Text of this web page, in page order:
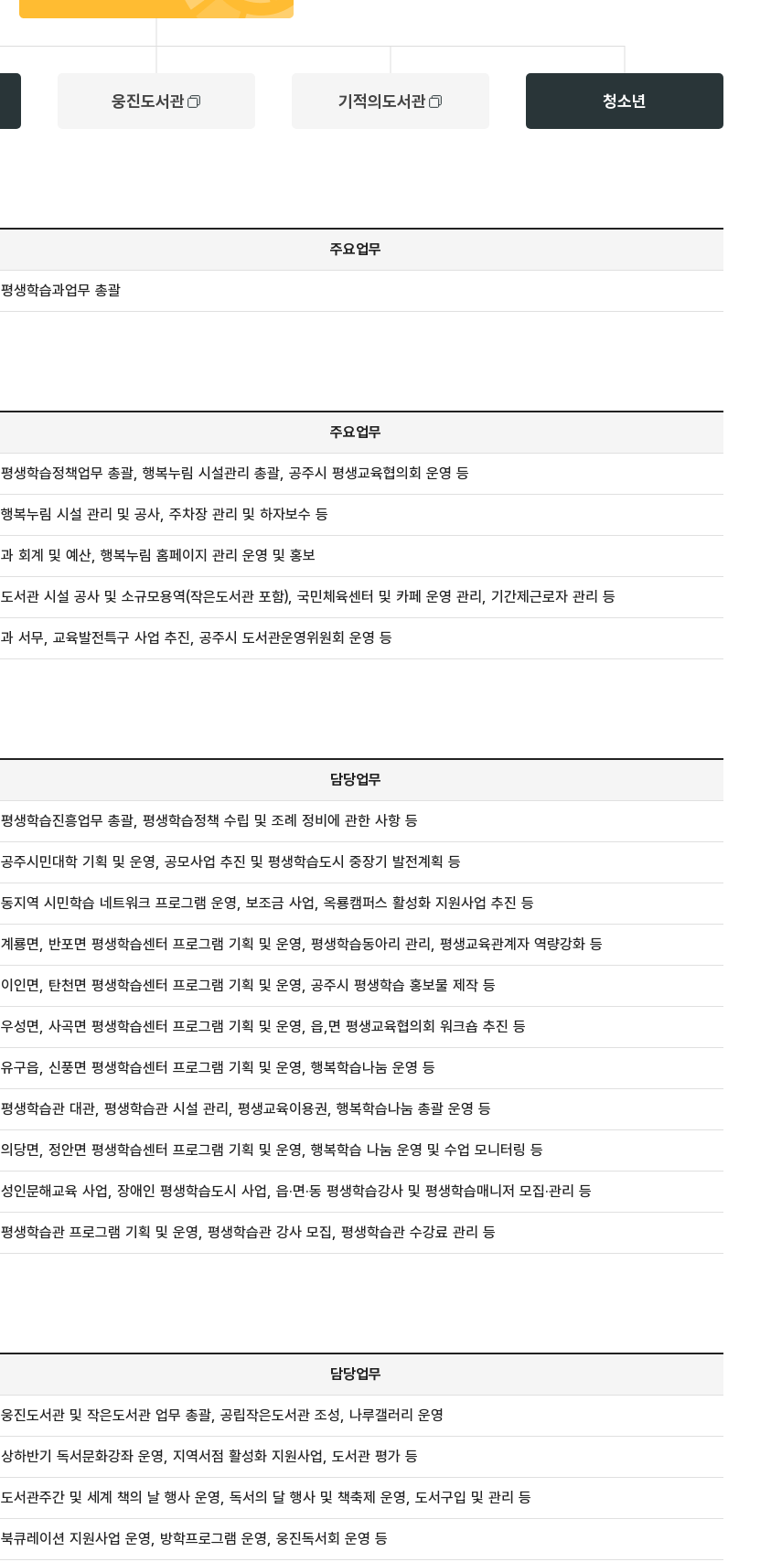
웅진도서관 기적의도서관 청소년
주요업무
평생학습과업무 총괄
주요업무
평생학습정책업무 총괄, 행복누림 시설관리 총괄, 공주시 평생교육협의회 운영 등
행복누림 시설 관리 및 공사, 주차장 관리 및 하자보수 등
과 회계 및 예산, 행복누림 홈페이지 관리 운영 및 홍보
도서관 시설 공사 및 소규모용역(작은도서관 포함), 국민체육센터 및 카페 운영 관리, 기간제근로자 관리 등
과 서무, 교육발전특구 사업 추진, 공주시 도서관운영위원회 운영 등
담당업무
평생학습진흥업무 총괄, 평생학습정책 수립 및 조례 정비에 관한 사항 등
공주시민대학 기획 및 운영, 공모사업 추진 및 평생학습도시 중장기 발전계획 등
동지역 시민학습 네트워크 프로그램 운영, 보조금 사업, 옥룡캠퍼스 활성화 지원사업 추진 등
계룡면, 반포면 평생학습센터 프로그램 기획 및 운영, 평생학습동아리 관리, 평생교육관계자 역량강화 등
이인면, 탄천면 평생학습센터 프로그램 기획 및 운영, 공주시 평생학습 홍보물 제작 등
우성면, 사곡면 평생학습센터 프로그램 기획 및 운영, 읍,면 평생교육협의회 워크숍 추진 등
유구읍, 신풍면 평생학습센터 프로그램 기획 및 운영, 행복학습나눔 운영 등
평생학습관 대관, 평생학습관 시설 관리, 평생교육이용권, 행복학습나눔 총괄 운영 등
의당면, 정안면 평생학습센터 프로그램 기획 및 운영, 행복학습 나눔 운영 및 수업 모니터링 등
성인문해교육 사업, 장애인 평생학습도시 사업, 읍·면·동 평생학습강사 및 평생학습매니저 모집·관리 등
평생학습관 프로그램 기획 및 운영, 평생학습관 강사 모집, 평생학습관 수강료 관리 등
담당업무
웅진도서관 및 작은도서관 업무 총괄, 공립작은도서관 조성, 나루갤러리 운영
상하반기 독서문화강좌 운영, 지역서점 활성화 지원사업, 도서관 평가 등
도서관주간 및 세계 책의 날 행사 운영, 독서의 달 행사 및 책축제 운영, 도서구입 및 관리 등
북큐레이션 지원사업 운영, 방학프로그램 운영, 웅진독서회 운영 등